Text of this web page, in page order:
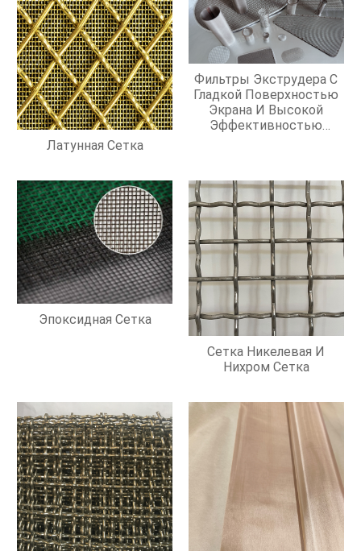
Латунная Сетка
Фильтры Экструдера С
Гладкой Поверхностью
Экрана И Высокой
Эффективностью
Эпоксидная Сетка
Сетка Никелевая И
Нихром Сетка